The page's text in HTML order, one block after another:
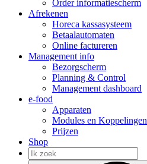
Order informatiescherm
Afrekenen
Horeca kassasysteem
Betaalautomaten
Online factureren
Management info
Bezorgscherm
Planning & Control
Management dashboard
e-food
Apparaten
Modules en Koppelingen
Prijzen
Shop